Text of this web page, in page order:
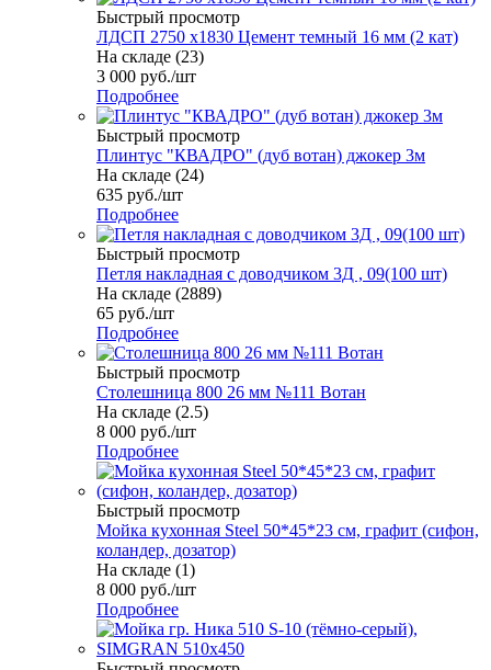
Быстрый просмотр
ЛДСП 2750 х1830 Цемент темный 16 мм (2 кат)
На складе (23)
3 000 руб./шт
Подробнее
Быстрый просмотр
Плинтус "КВАДРО" (дуб вотан) джокер 3м
На складе (24)
635 руб./шт
Подробнее
Быстрый просмотр
Петля накладная с доводчиком 3Д , 09(100 шт)
На складе (2889)
65 руб./шт
Подробнее
Быстрый просмотр
Столешница 800 26 мм №111 Вотан
На складе (2.5)
8 000 руб./шт
Подробнее
Быстрый просмотр
Мойка кухонная Steel 50*45*23 см, графит (сифон,
коландер, дозатор)
На складе (1)
8 000 руб./шт
Подробнее